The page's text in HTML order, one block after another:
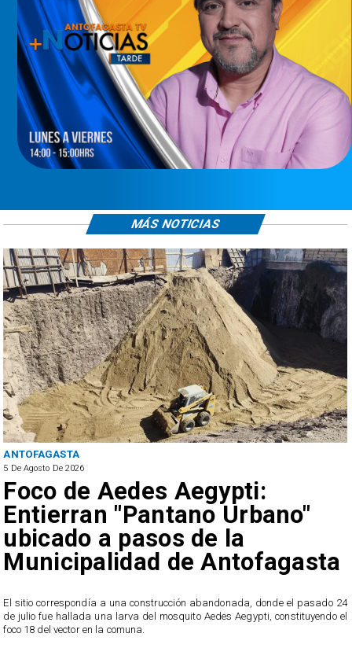
ANTOFAGASTA
5 De Agosto De 2026
Foco de Aedes Aegypti:
Entierran "Pantano Urbano"
ubicado a pasos de la
Municipalidad de Antofagasta
El sitio correspondía a una construcción abandonada, donde el pasado 24
de julio fue hallada una larva del mosquito Aedes Aegypti, constituyendo el
foco 18 del vector en la comuna.
MÁS NOTICIAS